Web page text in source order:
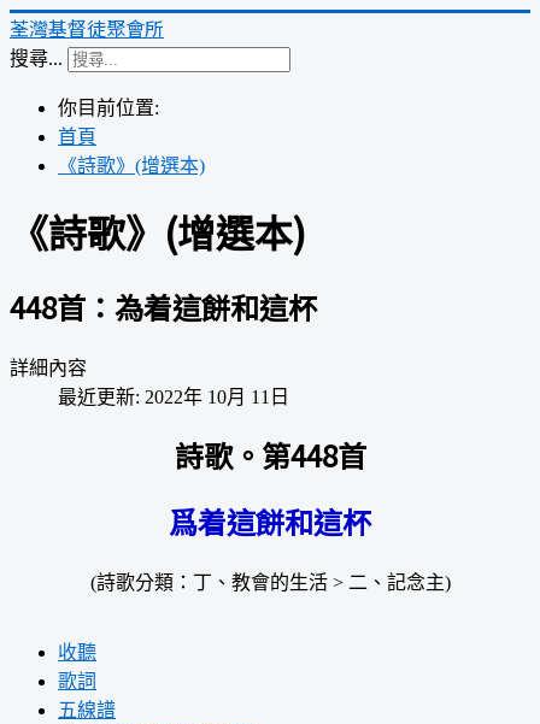
荃灣基督徒聚會所
搜尋...
你目前位置:
首頁
《詩歌》(增選本)
《詩歌》(增選本)
448首：為着這餅和這杯
詳細內容
最近更新: 2022年 10月 11日
詩歌。第448首
爲着這餅和這杯
(詩歌分類：丁、教會的生活 > 二、記念主)
收聽
歌詞
五線譜